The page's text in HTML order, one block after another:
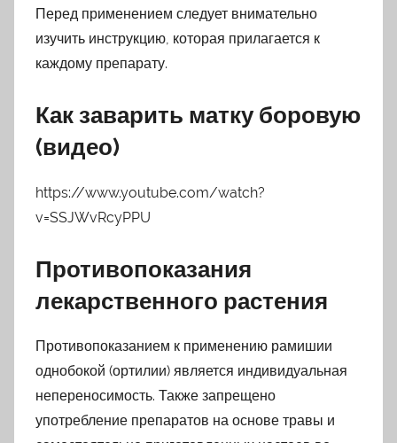
Перед применением следует внимательно
изучить инструкцию, которая прилагается к
каждому препарату.
Как заварить матку боровую
(видео)
https://www.youtube.com/watch?
v=SSJWvRcyPPU
Противопоказания
лекарственного растения
Противопоказанием к применению рамишии
однобокой (ортилии) является индивидуальная
непереносимость. Также запрещено
употребление препаратов на основе травы и